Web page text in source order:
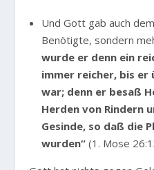
Und Gott gab auch
Benötigte, sondern
wurde er denn ein
immer reicher, bis er
war; denn er besaß
Herden von Rindern
Gesinde, so daß die
wurden“(1. Mose